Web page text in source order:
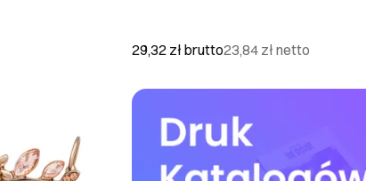
29,32 złbrutto23,84 złnetto